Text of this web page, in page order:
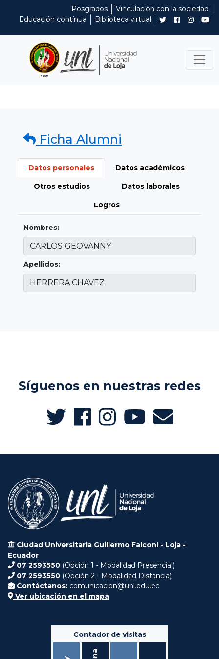
Posgrados
Vinculación con la sociedad
Educación contínua
Biblioteca virtual
Ficha Alumni
Datos personales Datos académicos
Otros estudios Datos laborales
Logros
Nombres:
Apellidos:
Síguenos en nuestras redes
Ciudad Universitaria Guillermo Falconí - Loja -
Ecuador
07 2593550 (Opción 1 - Modalidad Presencial)
07 2593550 (Opción 2 - Modalidad Distancia)
Contáctanos: comunicacion@unl.edu.ec
Ver ubicación en el mapa
Contador de visitas